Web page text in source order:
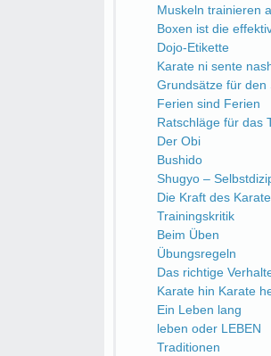
Muskeln trainieren
Boxen ist die
Dojo-Etikette
Karate ni sente
Grundsätze für den
Ferien sind Ferien
Ratschläge für das
Der Obi
Bushido
Shugyo –
Die Kraft des Karate
Trainingskritik
Beim Üben
Übungsregeln
Das richtige
Karate hin Karate
Ein Leben lang
leben oder LEBEN
Traditionen